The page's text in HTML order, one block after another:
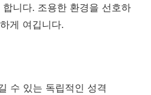
니다. 조용한 환경을 선호하
게 여깁니다.
수 있는 독립적인 성격